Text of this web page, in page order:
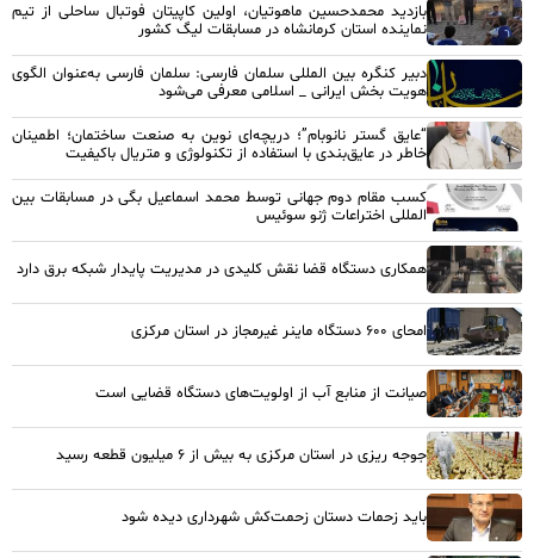
بازدید محمدحسین ماهوتیان، اولین کاپیتان فوتبال ساحلی از تیم
نماینده استان کرمانشاه در مسابقات لیگ کشور
دبیر کنگره بین المللی سلمان فارسی: سلمان فارسی به‌عنوان الگوی
هویت بخش ایرانی _ اسلامی معرفی می‌شود
“عایق گستر نانوبام”؛ دریچه‌ای نوین به صنعت ساختمان؛ اطمینان
خاطر در عایق‌بندی با استفاده از تکنولوژی و متریال باکیفیت
کسب مقام دوم جهانی توسط محمد اسماعیل بگی در مسابقات بین
المللی اختراعات ژنو سوئیس
همکاری دستگاه قضا نقش کلیدی در مدیریت پایدار شبکه برق دارد
امحای ۶۰۰ دستگاه ماینر غیرمجاز در استان مرکزی
صیانت از منابع آب از اولویت‌های دستگاه قضایی است
جوجه ریزی در استان مرکزی به بیش از ۶ میلیون قطعه رسید
باید زحمات دستان زحمت‌کش شهرداری دیده شود